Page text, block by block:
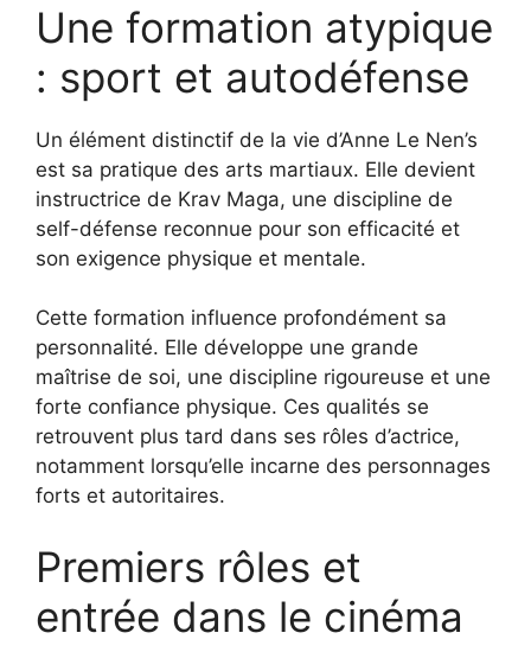
Une formation atypique
: sport et autodéfense
Un élément distinctif de la vie d’Anne Le Nen’s
est sa pratique des arts martiaux. Elle devient
instructrice de Krav Maga, une discipline de
self-défense reconnue pour son efficacité et
son exigence physique et mentale.
Cette formation influence profondément sa
personnalité. Elle développe une grande
maîtrise de soi, une discipline rigoureuse et une
forte confiance physique. Ces qualités se
retrouvent plus tard dans ses rôles d’actrice,
notamment lorsqu’elle incarne des personnages
forts et autoritaires.
Premiers rôles et
entrée dans le cinéma